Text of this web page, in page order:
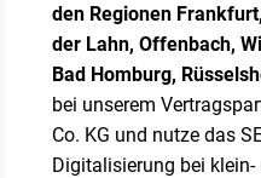
den Regionen
der Lahn, Offenbach,
Bad Homburg,
bei unserem
Co. KG und nutze das
Digitalisierung bei